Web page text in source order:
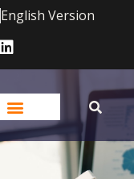
English Version